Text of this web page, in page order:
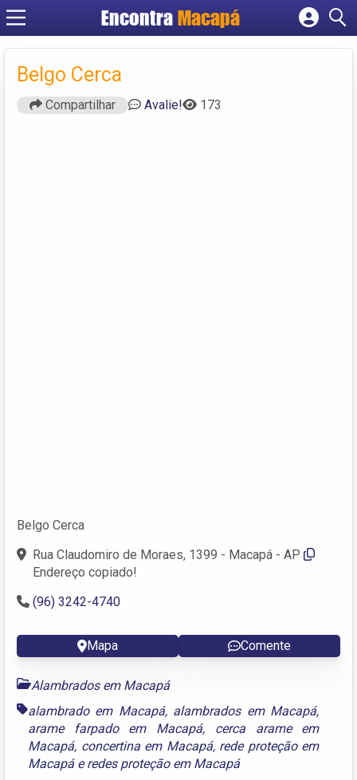
EncontraMacapá
Cadastrar empresa
Belgo Cerca
Compartilhar Avalie! 173
Belgo Cerca
Rua Claudomiro de Moraes, 1399 - Macapá - AP
Endereço copiado!
(96) 3242-4740
Mapa Comente
Alambrados em Macapá
alambrado em Macapá, alambrados em Macapá,
arame farpado em Macapá, cerca arame em
Macapá, concertina em Macapá, rede proteção em
Macapáeredes proteção em Macapá